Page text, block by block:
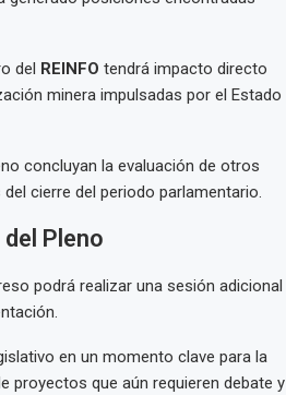
del REINFO tendrá impacto directo
minera impulsadas por el Estado
concluyan la evaluación de otros
cierre del periodo parlamentario.
Pleno
podrá realizar una sesión adicional
en un momento clave para la
proyectos que aún requieren debate y